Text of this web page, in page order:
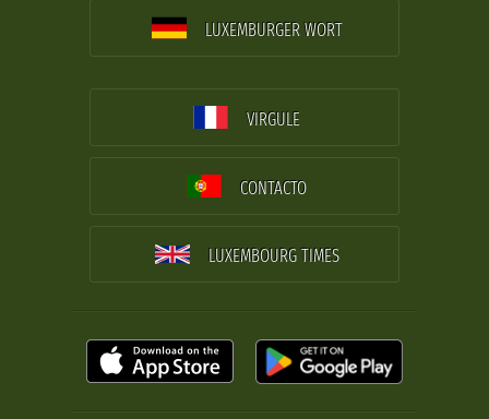
LUXEMBURGER WORT
VIRGULE
CONTACTO
LUXEMBOURG TIMES